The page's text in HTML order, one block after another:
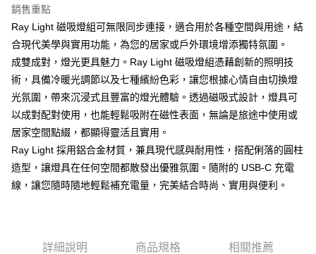
台新國際商業銀行
台灣樂天信用卡公司
元大商業銀行
玉山商業銀行
星展（台灣）商業銀行
台新國際商業銀行
台灣樂天信用卡公司
付款後全家取貨
每筆NT$80，滿NT$1,000(含以上)免運費
付款後7-11取貨
每筆NT$80，滿NT$1,000(含以上)免運費
每筆NT$120，滿NT$1,000(含以上)免運費
黑貓宅配(離島)
每筆NT$250，滿NT$2,000(含以上)免運費
銷售重點
Ray Light 磁吸燈組可無限同步連接，適合用於各種空間與用途，結
合現代美學與實用功能，為您的居家或戶外環境增添獨特氛圍。
成雙成對，燈光更具魅力。Ray Light 磁吸燈組憑藉創新的照明技
術，具備冷暖光調節以及七種繽紛色彩，讓您根據心情自由切換燈
光氛圍，帶來沉浸式且豐富的燈光體驗。透過磁吸式設計，燈具可
以成對配對使用，也能輕鬆吸附在磁性表面，無論是旅途中使用或
居家空間點綴，都顯得靈活且實用。
Ray Light 採用鋁合金材質，兼具現代感與耐用性，搭配俐落的圓柱
造型，讓燈具在任何空間都散發出優雅氛圍。隨附的 USB-C 充電
線，讓您隨時隨地輕鬆補充電量，完美結合時尚、實用與便利。
詳細說明 商品規格 相關推薦